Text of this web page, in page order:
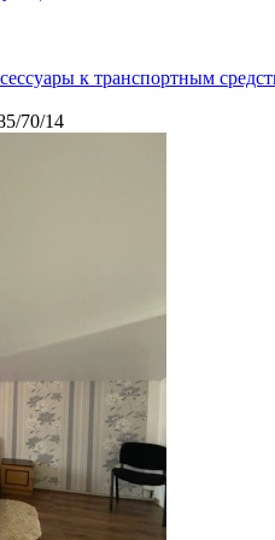
к транспортным
70/14